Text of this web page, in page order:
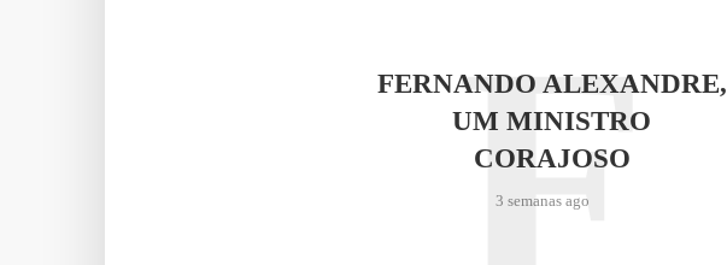
FERNANDO ALEXANDRE,
UM MINISTRO
CORAJOSO
3 semanas ago
F